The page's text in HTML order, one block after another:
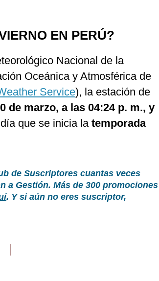
EN PERÚ?
Nacional de la
Oceánica y Atmosférica de
Service), la estación de
de marzo, a las 04:24 p. m., y
que se inicia la temporada
de Suscriptores cuantas veces
a Gestión. Más de 300 promociones
. Y si aún no eres suscriptor,